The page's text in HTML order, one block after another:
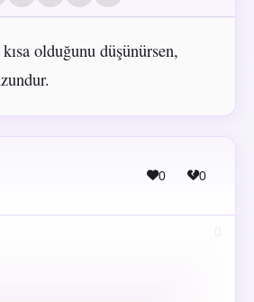
olduğunu düşünürsen,
0 0